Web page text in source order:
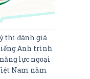
thi đánh giá
Anh trình
lực ngoại
Nam năm